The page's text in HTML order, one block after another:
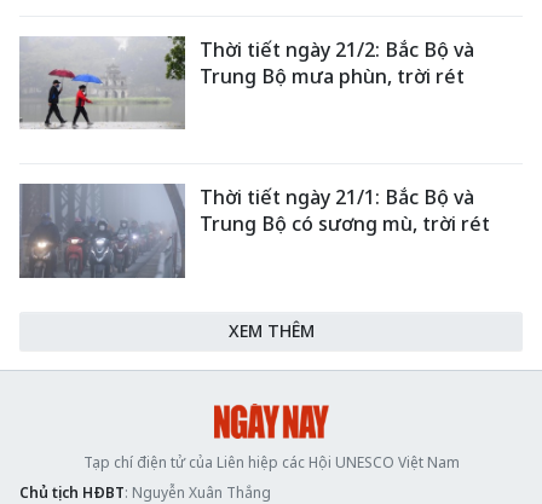
Thời tiết ngày 21/2: Bắc Bộ và
Trung Bộ mưa phùn, trời rét
Thời tiết ngày 21/1: Bắc Bộ và
Trung Bộ có sương mù, trời rét
XEM THÊM
Tạp chí điện tử của Liên hiệp các Hội UNESCO Việt Nam
Chủ tịch HĐBT: Nguyễn Xuân Thắng